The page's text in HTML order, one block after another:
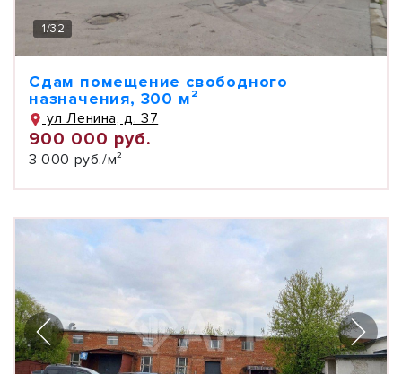
1/32
Сдам помещение свободного
назначения, 300 м²
ул Ленина, д. 37
900 000 руб.
3 000 руб./м²